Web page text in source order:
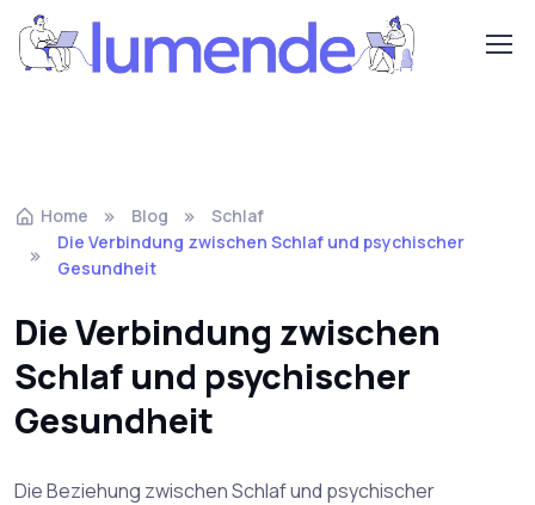
Home Blog
Schlaf
Die Verbindung zwischen Schlaf und psychischer
Gesundheit
Die Verbindung zwischen
Schlaf und psychischer
Gesundheit
Die Beziehung zwischen Schlaf und psychischer